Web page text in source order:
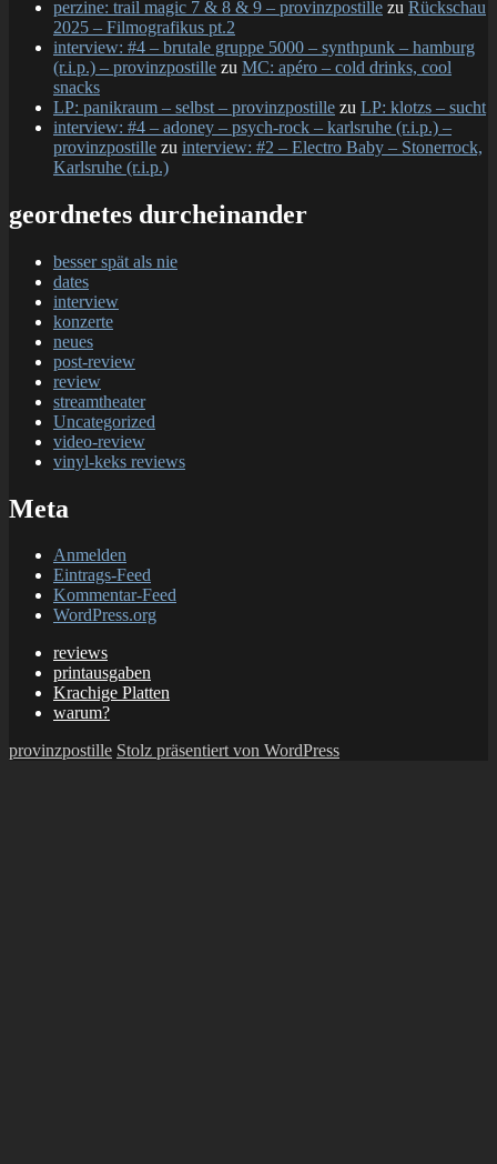
perzine: trail magic 7 & 8 & 9 – provinzpostille zu Rückschau
2025 – Filmografikus pt.2
interview: #4 – brutale gruppe 5000 – synthpunk – hamburg
(r.i.p.) – provinzpostille zu MC: apéro – cold drinks, cool
snacks
LP: panikraum – selbst – provinzpostille zu LP: klotzs – sucht
interview: #4 – adoney – psych-rock – karlsruhe (r.i.p.) –
provinzpostille zu interview: #2 – Electro Baby – Stonerrock,
Karlsruhe (r.i.p.)
geordnetes durcheinander
besser spät als nie
dates
interview
konzerte
neues
post-review
review
streamtheater
Uncategorized
video-review
vinyl-keks reviews
Meta
Anmelden
Eintrags-Feed
Kommentar-Feed
WordPress.org
reviews
printausgaben
Krachige Platten
warum?
provinzpostille Stolz präsentiert von WordPress